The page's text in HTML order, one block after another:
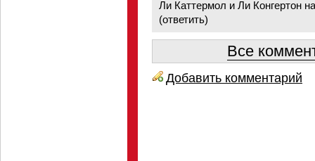
Ли Каттермол и Ли Конгертон
(ответить)
Все
Добавить комментарий